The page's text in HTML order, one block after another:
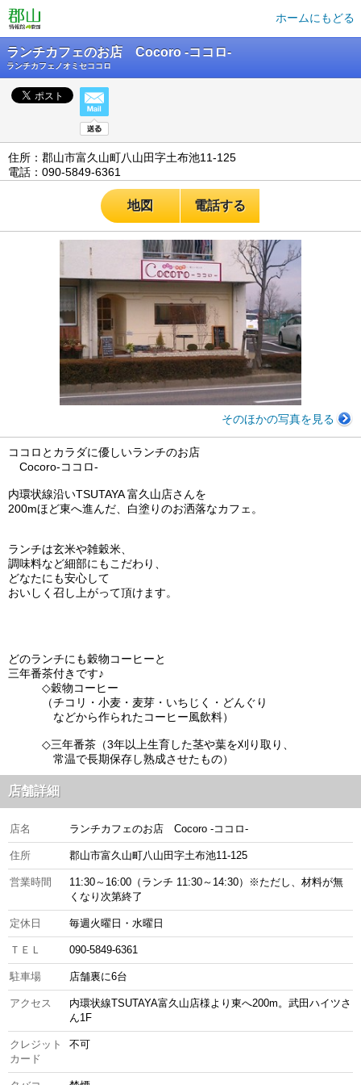
ホームにもどる
ランチカフェのお店 Cocoro -ココロ-
ランチカフェノオミセココロ
住所：郡山市富久山町八山田字土布池11-125
電話：090-5849-6361
地図 電話する
そのほかの写真を見る
ココロとカラダに優しいランチのお店
Cocoro-ココロ-
内環状線沿いTSUTAYA 富久山店さんを
200mほど東へ進んだ、白塗りのお洒落なカフェ。
ランチは玄米や雑穀米、
調味料など細部にもこだわり、
どなたにも安心して
おいしく召し上がって頂けます。
どのランチにも穀物コーヒーと
三年番茶付きです♪
◇穀物コーヒー
（チコリ・小麦・麦芽・いちじく・どんぐり
などから作られたコーヒー風飲料）
◇三年番茶（3年以上生育した茎や葉を刈り取り、
常温で長期保存し熟成させたもの）
店舗詳細
店名 ランチカフェのお店 Cocoro -ココロ-
住所 郡山市富久山町八山田字土布池11-125
営業時間
11:30～16:00（ランチ 11:30～14:30）※ただし、材料が無
くなり次第終了
定休日 毎週火曜日・水曜日
ＴＥＬ 090-5849-6361
駐車場 店舗裏に6台
アクセス
内環状線TSUTAYA富久山店様より東へ200m。武田ハイツさ
ん1F
クレジット
カード
不可